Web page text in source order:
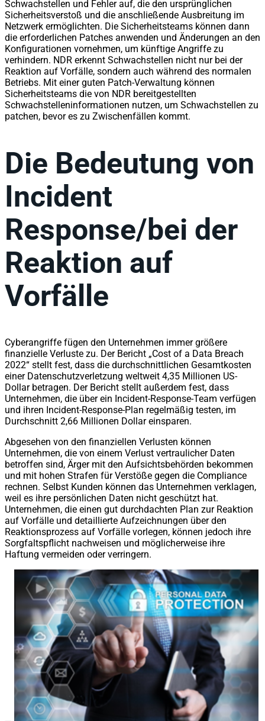
Schwachstellen und Fehler auf, die den ursprünglichen
Sicherheitsverstoß und die anschließende Ausbreitung im
Netzwerk ermöglichten. Die Sicherheitsteams können dann
die erforderlichen Patches anwenden und Änderungen an den
Konfigurationen vornehmen, um künftige Angriffe zu
verhindern. NDR erkennt Schwachstellen nicht nur bei der
Reaktion auf Vorfälle, sondern auch während des normalen
Betriebs. Mit einer guten Patch-Verwaltung können
Sicherheitsteams die von NDR bereitgestellten
Schwachstelleninformationen nutzen, um Schwachstellen zu
patchen, bevor es zu Zwischenfällen kommt.
Die Bedeutung von
Incident
Response/bei der
Reaktion auf
Vorfälle
Cyberangriffe fügen den Unternehmen immer größere
finanzielle Verluste zu. Der Bericht „Cost of a Data Breach
2022“ stellt fest, dass die durchschnittlichen Gesamtkosten
einer Datenschutzverletzung weltweit 4,35 Millionen US-
Dollar betragen. Der Bericht stellt außerdem fest, dass
Unternehmen, die über ein Incident-Response-Team verfügen
und ihren Incident-Response-Plan regelmäßig testen, im
Durchschnitt 2,66 Millionen Dollar einsparen.
Abgesehen von den finanziellen Verlusten können
Unternehmen, die von einem Verlust vertraulicher Daten
betroffen sind, Ärger mit den Aufsichtsbehörden bekommen
und mit hohen Strafen für Verstöße gegen die Compliance
rechnen. Selbst Kunden können das Unternehmen verklagen,
weil es ihre persönlichen Daten nicht geschützt hat.
Unternehmen, die einen gut durchdachten Plan zur Reaktion
auf Vorfälle und detaillierte Aufzeichnungen über den
Reaktionsprozess auf Vorfälle vorlegen, können jedoch ihre
Sorgfaltspflicht nachweisen und möglicherweise ihre
Haftung vermeiden oder verringern.